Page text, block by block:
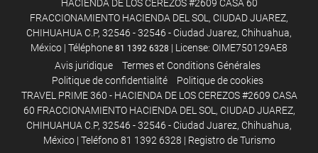
HACIENDA DE LOS CEREZOS #2609 CASA 60
FRACCIONAMIENTO HACIENDA DEL SOL, CIUDAD JUAREZ,
CHIHUAHUA C.P, 32546 - 32546 - Ciudad Juarez, Chihuahua,
México | Téléphone 81 1392 6328 | License: OIME750129AE8
Avis juridique
Termes et Conditions Générales
Politique de confidentialité
Politique de cookies
TRAVEL PRIME 360 - HACIENDA DE LOS CEREZOS #2609 CASA
60 FRACCIONAMIENTO HACIENDA DEL SOL, CIUDAD JUAREZ,
CHIHUAHUA C.P, 32546 - 32546 - Ciudad Juarez, Chihuahua,
México | Teléfono 81 1392 6328 | Registro de Turismo